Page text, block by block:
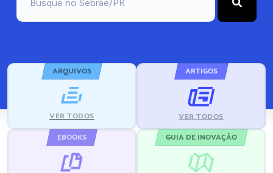
ARQUIVOS
VER TODOS
ARTIGOS
VER TODOS
EBOOKS GUIA DE INOVAÇÃO